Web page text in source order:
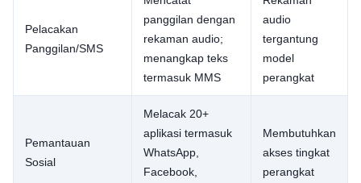
Pelacakan
Panggilan/SMS
panggilan dengan
rekaman audio;
menangkap teks
termasuk MMS
audio
tergantung
model
perangkat
Pemantauan
Sosial
Melacak 20+
aplikasi termasuk
WhatsApp,
Facebook,
Membutuhkan
akses tingkat
perangkat